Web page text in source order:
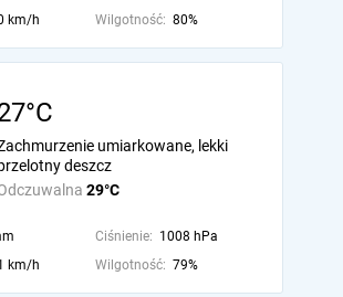
km/h Wilgotność: 80%
29°C
umiarkowane, lekki
deszcz
Ciśnienie: 1008 hPa
km/h Wilgotność: 79%